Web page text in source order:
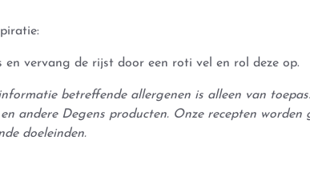
en vervang de rijst door een roti vel en rol deze op.
betreffende allergenen is alleen van
en andere Degens producten. Onze recepten
doeleinden.